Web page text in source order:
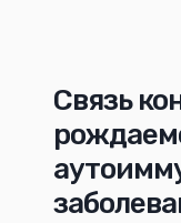
Связь